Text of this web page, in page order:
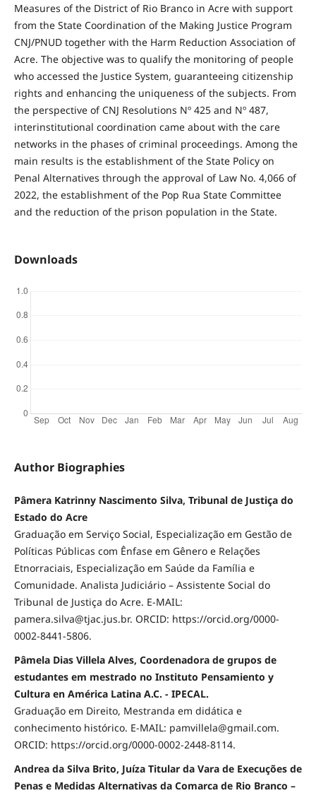
Measures of the District of Rio Branco in Acre with support
from the State Coordination of the Making Justice Program
CNJ/PNUD together with the Harm Reduction Association of
Acre. The objective was to qualify the monitoring of people
who accessed the Justice System, guaranteeing citizenship
rights and enhancing the uniqueness of the subjects. From
the perspective of CNJ Resolutions Nº 425 and Nº 487,
interinstitutional coordination came about with the care
networks in the phases of criminal proceedings. Among the
main results is the establishment of the State Policy on
Penal Alternatives through the approval of Law No. 4,066 of
2022, the establishment of the Pop Rua State Committee
and the reduction of the prison population in the State.
Downloads
Author Biographies
Pâmera Katrinny Nascimento Silva, Tribunal de Justiça do
Estado do Acre
Graduação em Serviço Social, Especialização em Gestão de
Políticas Públicas com Ênfase em Gênero e Relações
Etnorraciais, Especialização em Saúde da Família e
Comunidade. Analista Judiciário – Assistente Social do
Tribunal de Justiça do Acre. E-MAIL:
pamera.silva@tjac.jus.br. ORCID: https://orcid.org/0000-
0002-8441-5806.
Pâmela Dias Villela Alves, Coordenadora de grupos de
estudantes em mestrado no Instituto Pensamiento y
Cultura en América Latina A.C. - IPECAL.
Graduação em Direito, Mestranda em didática e
conhecimento histórico. E-MAIL: pamvillela@gmail.com.
ORCID: https://orcid.org/0000-0002-2448-8114.
Andrea da Silva Brito, Juíza Titular da Vara de Execuções de
Penas e Medidas Alternativas da Comarca de Rio Branco –